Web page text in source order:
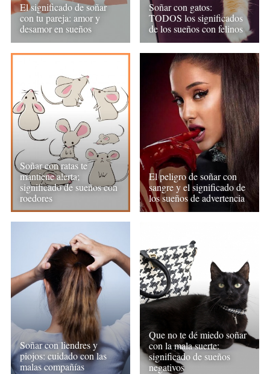
El significado de soñar
con tu pareja: amor y
desamor en sueños
Soñar con gatos:
TODOS los significados
de los sueños con felinos
Soñar con ratas te
mantiene alerta;
significado de sueños con
roedores
El peligro de soñar con
sangre y el significado de
los sueños de advertencia
Soñar con liendres y
piojos: cuidado con las
malas compañías
Que no te dé miedo soñar
con la mala suerte:
significado de sueños
negativos